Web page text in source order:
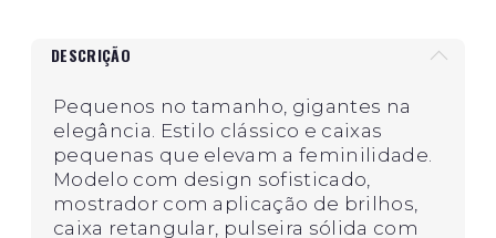
DESCRIÇÃO
Pequenos no tamanho, gigantes na
elegância. Estilo clássico e caixas
pequenas que elevam a feminilidade.
Modelo com design sofisticado,
mostrador com aplicação de brilhos,
caixa retangular, pulseira sólida com